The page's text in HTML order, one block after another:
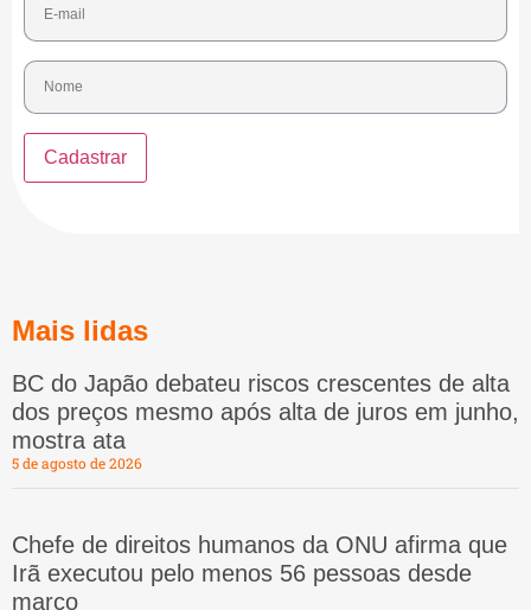
Mais lidas
BC do Japão debateu riscos crescentes de alta
dos preços mesmo após alta de juros em junho,
mostra ata
5 de agosto de 2026
Chefe de direitos humanos da ONU afirma que
Irã executou pelo menos 56 pessoas desde
março